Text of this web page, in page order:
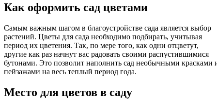
Как оформить сад цветами
Самым важным шагом в благоустройстве сада является выбор
растений. Цветы для сада необходимо подбирать, учитывая
период их цветения. Так, по мере того, как одни отцветут,
другие как раз начнут вас радовать своими распустившимися
бутонами. Это позволит наполнить сад необычными красками
пейзажами на весь теплый период года.
Место для цветов в саду